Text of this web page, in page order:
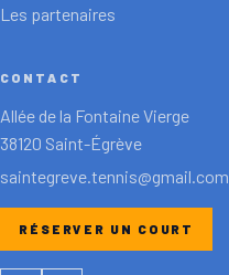
Les partenaires
CONTACT
Allée de la Fontaine Vierge
38120 Saint-Égrève
saintegreve.tennis@gmail.com
RÉSERVER UN COURT